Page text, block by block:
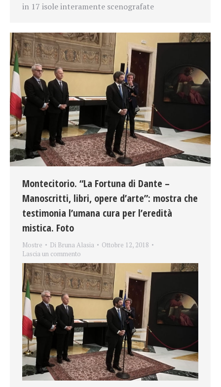
in 17 isole interamente scenografate
Montecitorio. “La Fortuna di Dante –
Manoscritti, libri, opere d’arte”: mostra che
testimonia l’umana cura per l’eredità
mistica. Foto
Mostre Di Bruna Alasia
Ottobre 12, 2018
Lascia un commento